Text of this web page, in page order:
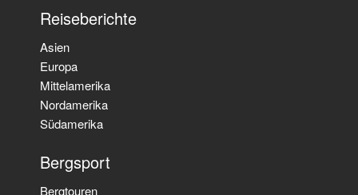
Reiseberichte
Asien
Europa
Mittelamerika
Nordamerika
Südamerika
Bergsport
Bergtouren